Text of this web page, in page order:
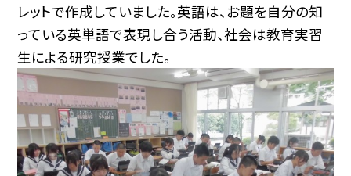
レットで作成していました。英語は、お題を自分の知
っている英単語で表現し合う活動、社会は教育実習
生による研究授業でした。